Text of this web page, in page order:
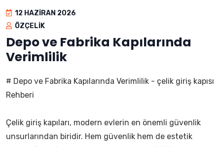
12 HAZIRAN 2026
ÖZÇELIK
Depo ve Fabrika Kapılarında
Verimlilik
# Depo ve Fabrika Kapılarında Verimlilik - çelik giriş kapısı
Rehberi
Çelik giriş kapıları, modern evlerin en önemli güvenlik
unsurlarından biridir. Hem güvenlik hem de estetik